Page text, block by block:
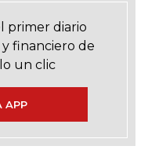
primer diario
financiero de
un clic
APP